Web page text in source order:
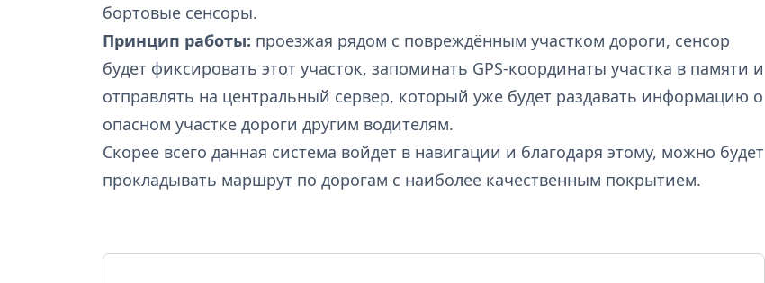
бортовые сенсоры.
Принцип работы: проезжая рядом с повреждённым участком дороги, сенсор
будет фиксировать этот участок, запоминать GPS-координаты участка в памяти и
отправлять на центральный сервер, который уже будет раздавать информацию о
опасном участке дороги другим водителям.
Скорее всего данная система войдет в навигации и благодаря этому, можно будет
прокладывать маршрут по дорогам с наиболее качественным покрытием.